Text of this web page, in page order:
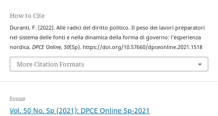
How to Cite
Duranti, F. (2022). Alle radici del diritto politico. Il peso dei lavori preparatori
nel sistema delle fonti e nella dinamica della forma di governo: l’esperienza
nordica. DPCE Online, 50(Sp). https://doi.org/10.57660/dpceonline.2021.1518
More Citation Formats
Issue
Vol. 50 No. Sp (2021): DPCE Online Sp-2021